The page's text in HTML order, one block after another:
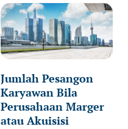
Jumlah Pesangon
Karyawan Bila
Perusahaan Marger
atau Akuisisi